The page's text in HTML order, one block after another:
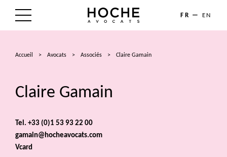
FR EN
LES AVOCATS
TALENTS
Accueil > Avocats > Associés > Claire Gamain
Claire Gamain
Tel. +33 (0)1 53 93 22 00
gamain@hocheavocats.com
Vcard